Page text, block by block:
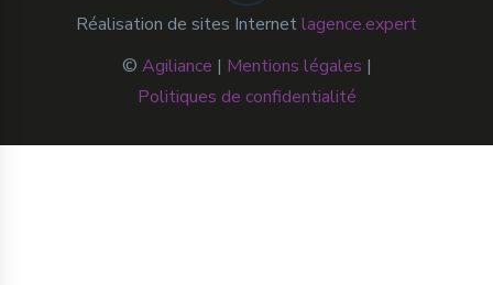
© Agiliance | Mentions légales |
Politiques de confidentialité
Réalisation de sites Internetlagence.expert